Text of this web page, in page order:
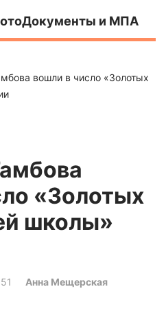
Документы и МПА
вошли в число «Золотых
«Золотых
школы»
Анна Мещерская